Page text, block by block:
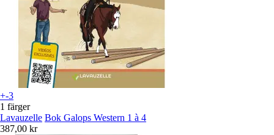
+-3
1 färger
Lavauzelle Bok Galops Western 1 à 4
387,00 kr